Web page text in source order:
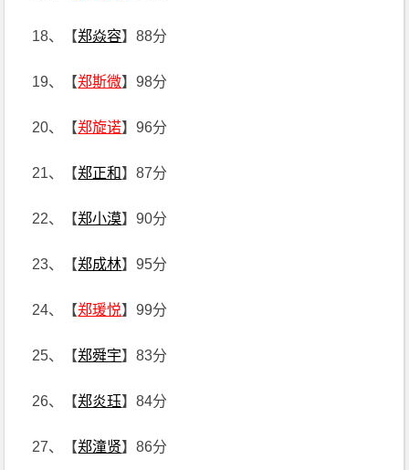
18、【郑焱容】88分
19、【郑斯微】98分
20、【郑旋诺】96分
21、【郑正和】87分
22、【郑小漠】90分
23、【郑成林】95分
24、【郑瑗悦】99分
25、【郑舜宇】83分
26、【郑炎珏】84分
27、【郑潼贤】86分